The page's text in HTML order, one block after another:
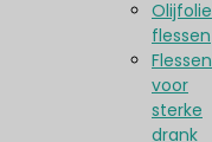
Olijfolie
flessen
Flessen
voor
sterke
drank